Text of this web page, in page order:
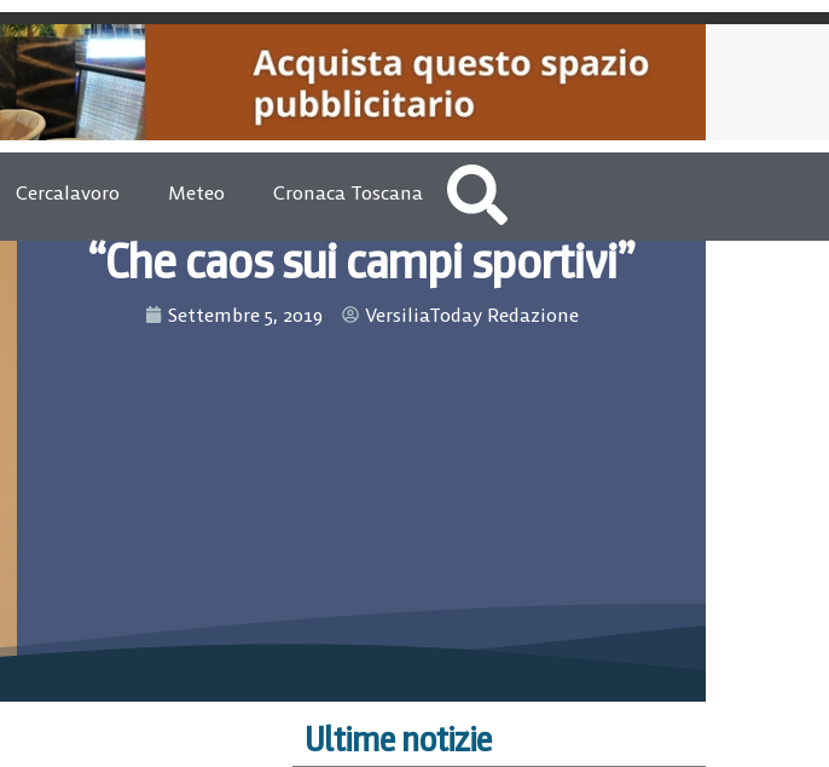
Cercalavoro Meteo Cronaca Toscana
“Che caos sui campi sportivi”
Settembre 5, 2019 VersiliaToday Redazione
Ultime notizie